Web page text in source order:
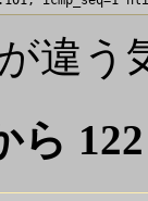
違う
ら